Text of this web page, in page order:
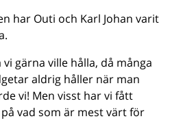
har Outi och Karl Johan varit
gärna ville hålla, då många
aldrig håller när man
vi! Men visst har vi fått
vad som är mest värt för